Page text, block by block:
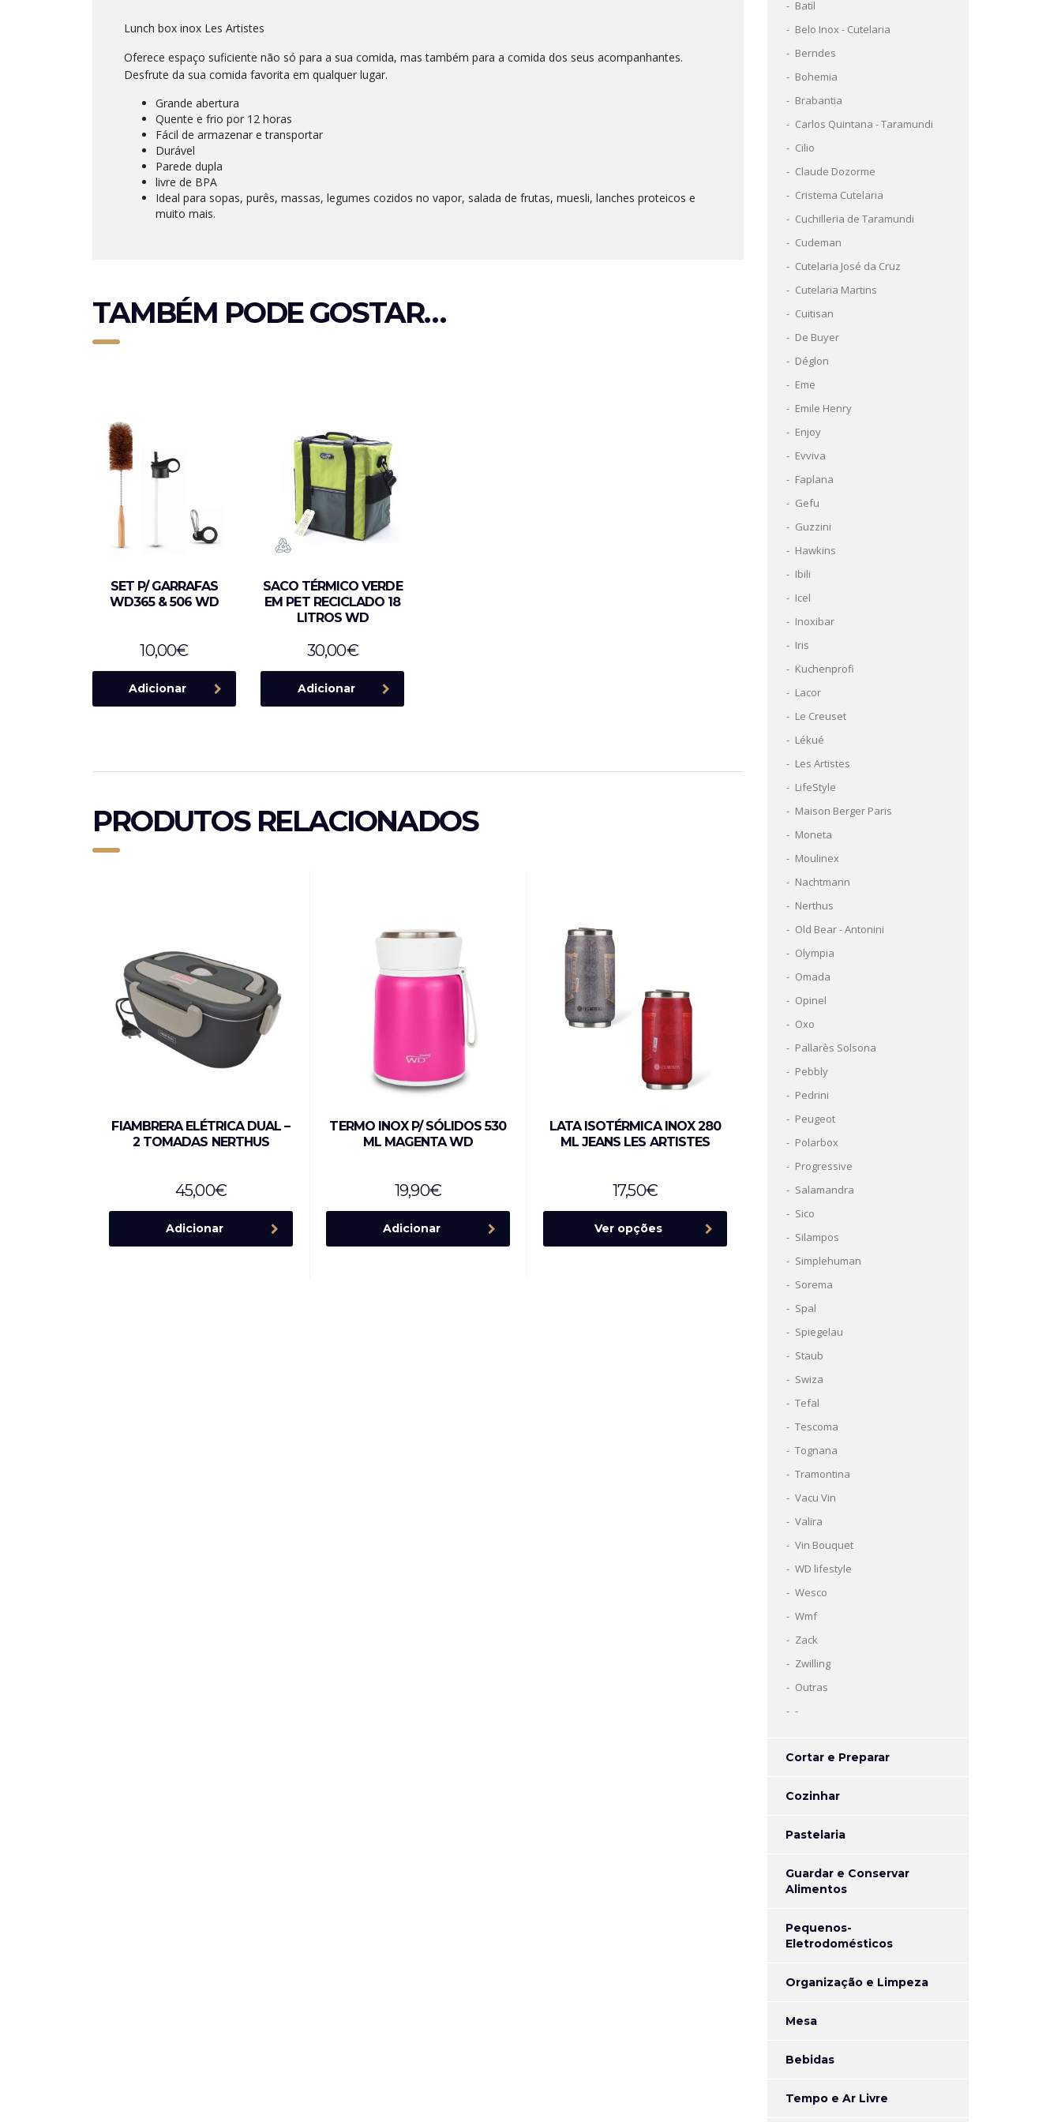
Lunch box inox Les Artistes
Oferece espaço suficiente não só para a sua comida, mas também para a comida dos seus acompanhantes.
Desfrute da sua comida favorita em qualquer lugar.
Grande abertura
Quente e frio por 12 horas
Fácil de armazenar e transportar
Durável
Parede dupla
livre de BPA
Ideal para sopas, purês, massas, legumes cozidos no vapor, salada de frutas, muesli, lanches proteicos e
muito mais.
TAMBÉM PODE GOSTAR…
SET P/ GARRAFAS
WD365 & 506 WD
10,00€
Adicionar
SACO TÉRMICO VERDE
EM PET RECICLADO 18
LITROS WD
30,00€
Adicionar
PRODUTOS RELACIONADOS
FIAMBRERA ELÉTRICA DUAL –
2 TOMADAS NERTHUS
45,00€
Adicionar
TERMO INOX P/ SÓLIDOS 530
ML MAGENTA WD
19,90€
Adicionar
LATA ISOTÉRMICA INOX 280
ML JEANS LES ARTISTES
17,50€
Ver opções
Batil
Belo Inox - Cutelaria
Berndes
Bohemia
Brabantia
Carlos Quintana - Taramundi
Cilio
Claude Dozorme
Cristema Cutelaria
Cuchilleria de Taramundi
Cudeman
Cutelaria José da Cruz
Cutelaria Martins
Cuitisan
De Buyer
Déglon
Eme
Emile Henry
Enjoy
Evviva
Faplana
Gefu
Guzzini
Hawkins
Ibili
Icel
Inoxibar
Iris
Kuchenprofi
Lacor
Le Creuset
Lékué
Les Artistes
LifeStyle
Maison Berger Paris
Moneta
Moulinex
Nachtmann
Nerthus
Old Bear - Antonini
Olympia
Omada
Opinel
Oxo
Pallarès Solsona
Pebbly
Pedrini
Peugeot
Polarbox
Progressive
Salamandra
Sico
Silampos
Simplehuman
Sorema
Spal
Spiegelau
Staub
Swiza
Tefal
Tescoma
Tognana
Tramontina
Vacu Vin
Valira
Vin Bouquet
WD lifestyle
Wesco
Wmf
Zack
Zwilling
Outras
-
Cortar e Preparar
Cozinhar
Pastelaria
Guardar e Conservar
Alimentos
Pequenos-
Eletrodomésticos
Organização e Limpeza
Mesa
Bebidas
Tempo e Ar Livre